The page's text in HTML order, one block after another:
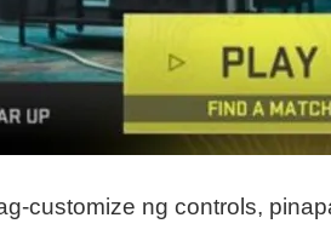
customize ng controls,